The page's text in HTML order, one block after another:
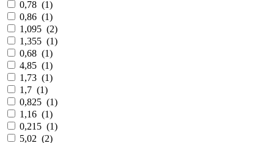
0,78 (1)
0,86 (1)
1,095 (2)
1,355 (1)
0,68 (1)
4,85 (1)
1,73 (1)
1,7 (1)
0,825 (1)
1,16 (1)
0,215 (1)
5,02 (2)